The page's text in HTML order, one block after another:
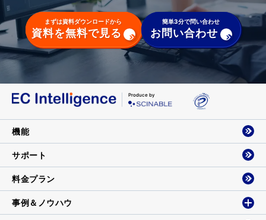
まずは資料ダウンロードから
資料を無料で見る
簡単3分で問い合わせ
お問い合わせ
Produce by
機能
サポート
料金プラン
事例＆ノウハウ